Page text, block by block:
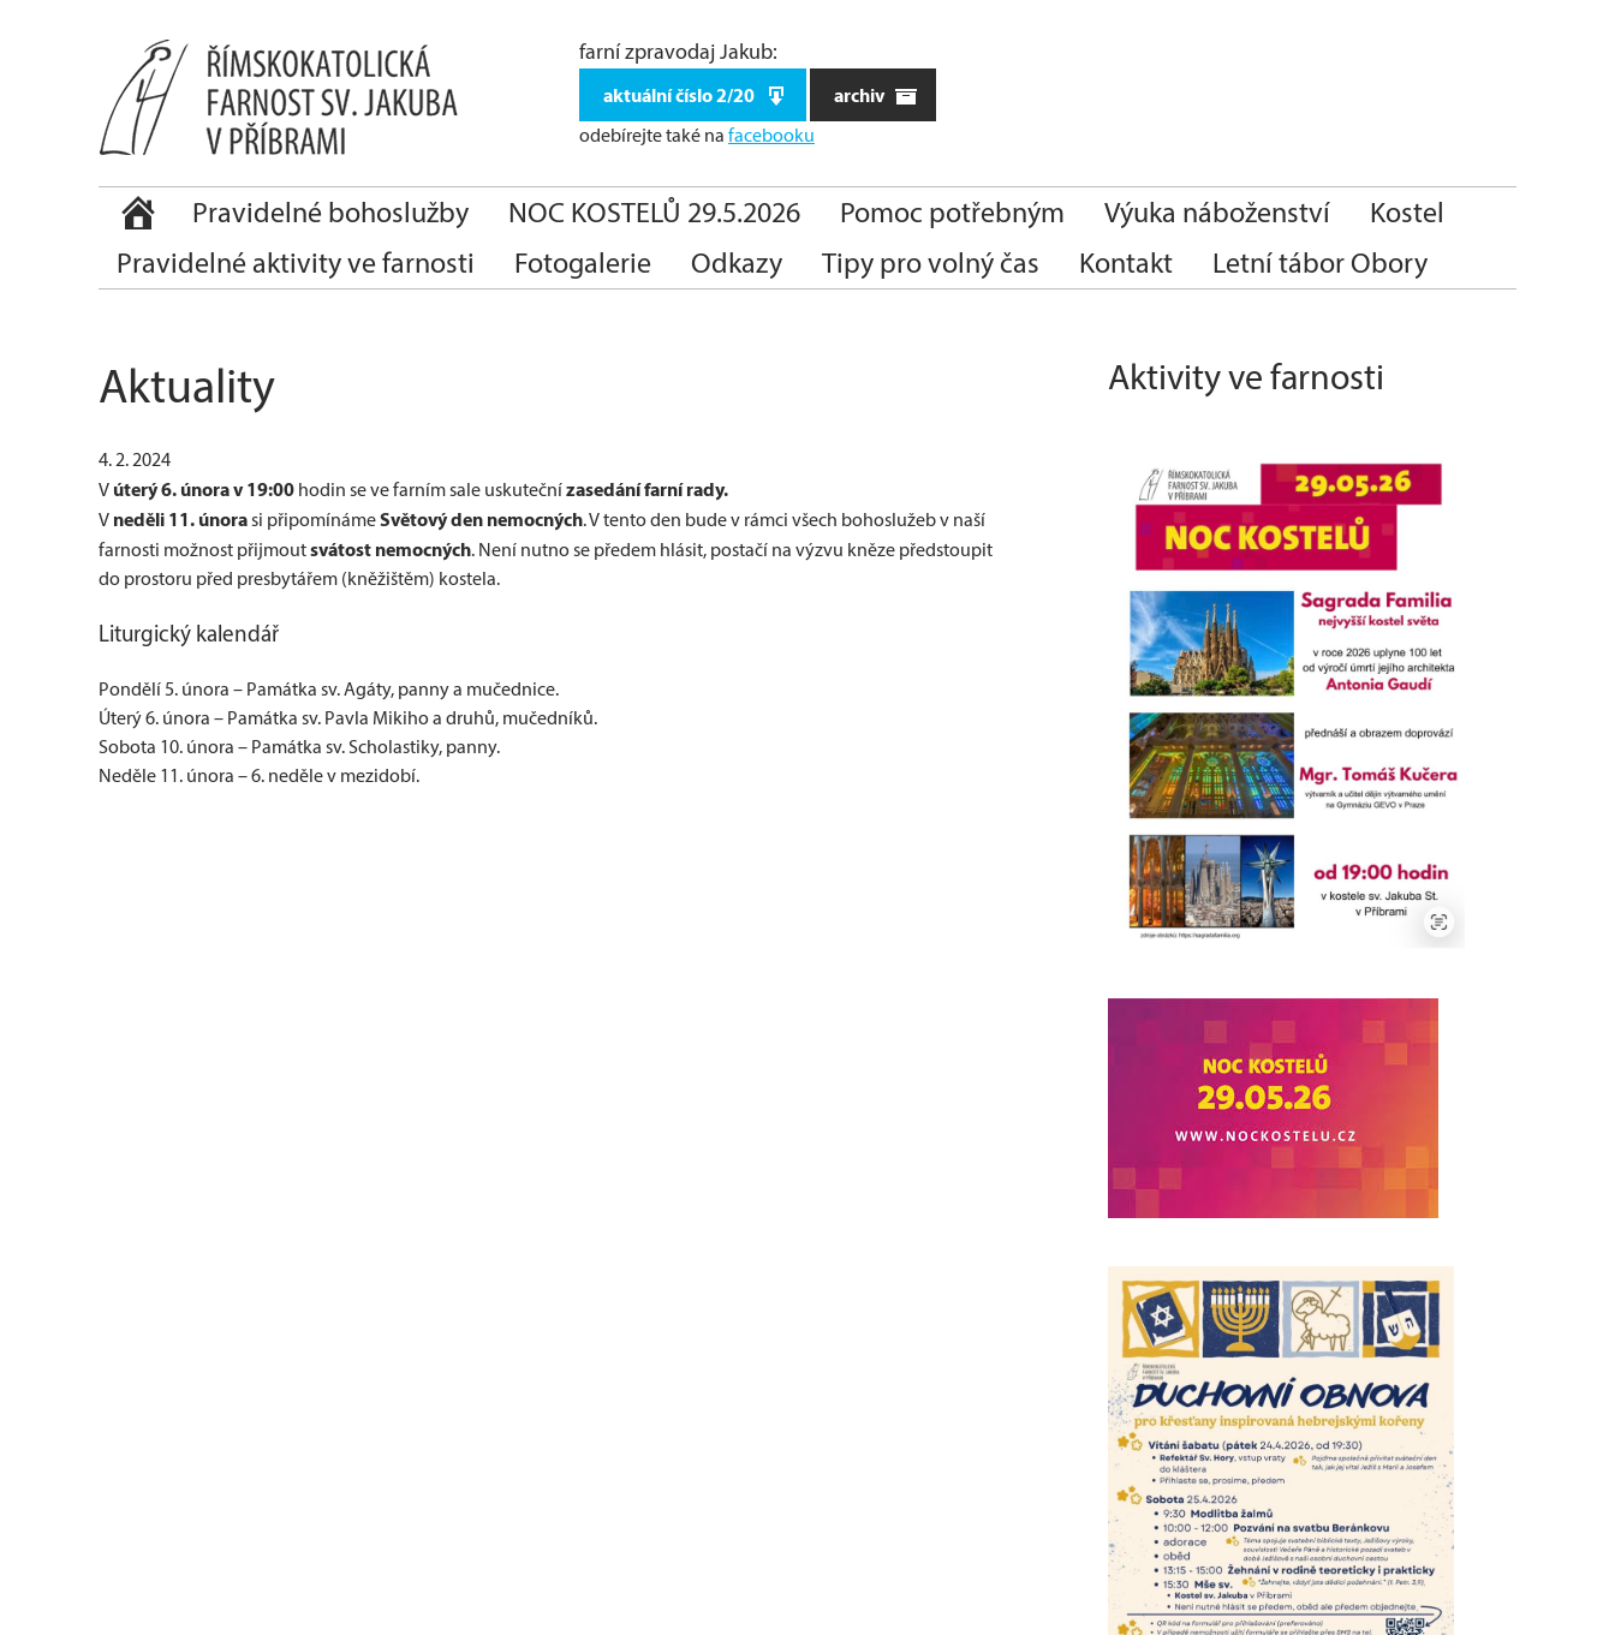
farní zpravodaj Jakub:
aktuální číslo 2/20 archiv
odebírejte také na facebooku
Pravidelné bohoslužby NOC KOSTELŮ 29.5.2026 Pomoc potřebným Výuka náboženství
Kostel
Pravidelné aktivity ve farnosti
Fotogalerie Odkazy Tipy pro volný čas Kontakt Letní tábor Obory
Aktuality
4. 2. 2024
V úterý 6. února v 19:00 hodin se ve farním sale uskutečnízasedání farní rady.
V neděli 11. únorasi připomínámeSvětový den nemocných. V tento den bude v rámci všech bohoslužeb v naší
farnosti možnost přijmoutsvátost nemocných. Není nutno se předem hlásit, postačí na výzvu kněze předstoupit
do prostoru před presbytářem (kněžištěm) kostela.
Liturgický kalendář
Pondělí 5. února – Památka sv. Agáty, panny a mučednice.
Úterý 6. února – Památka sv. Pavla Mikiho a druhů, mučedníků.
Sobota 10. února – Památka sv. Scholastiky, panny.
Neděle 11. února – 6. neděle v mezidobí.
Aktivity ve farnosti